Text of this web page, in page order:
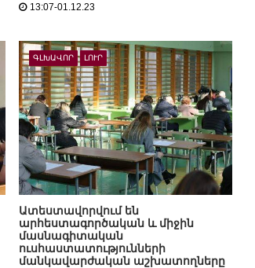
13:07-01.12.23
ԳԼԽԱՎՈՐ ԼՈՒՐ
Ատեստավորվում են
արհեստագործական և միջին
մասնագիտական
ուսհաստատությունների
մանկավարժական աշխատողները